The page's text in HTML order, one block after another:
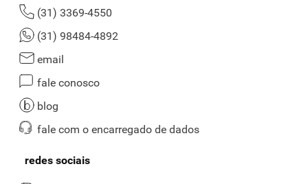
(31) 3369-4550
(31) 98484-4892
email
fale conosco
blog
fale com o encarregado de dados
redes sociais